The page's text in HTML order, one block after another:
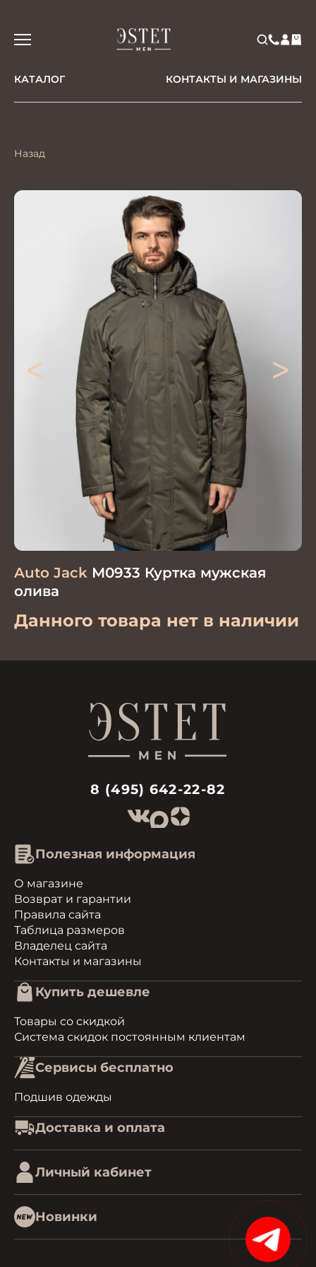
КАТАЛОГ КОНТАКТЫ И МАГАЗИНЫ
Назад
< >
Auto Jack М0933 Куртка мужская
олива
Данного товара нет в наличии
8 (495) 642-22-82
Полезная информация
О магазине
Возврат и гарантии
Правила сайта
Таблица размеров
Владелец сайта
Контакты и магазины
Купить дешевле
Товары со скидкой
Система скидок постоянным клиентам
Сервисы бесплатно
Подшив одежды
Доставка и оплата
Личный кабинет
Новинки
15%